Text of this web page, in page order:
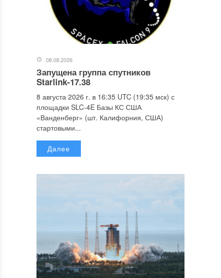
08.08.2026
Запущена группа спутников
Starlink-17.38
8 августа 2026 г. в 16:35 UTC (19:35 мск) с
площадки SLC-4E Базы КС США
«Ванденберг» (шт. Калифорния, США)
стартовыми...
Далее